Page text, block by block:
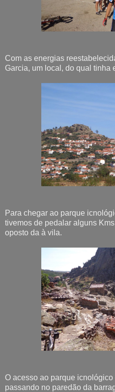
Com as energias
Garcia, um local, do qual tinha
Para chegar ao parque
tivemos de pedalar alguns
oposto da à vila.
O acesso ao parque
passando no paredão da